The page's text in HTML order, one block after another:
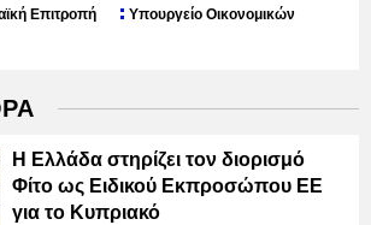
Επιτροπή
Υπουργείο Οικονομικών
Η Ελλάδα στηρίζει τον διορισμό
Φίτο ως Ειδικού Εκπροσώπου ΕΕ
για το Κυπριακό